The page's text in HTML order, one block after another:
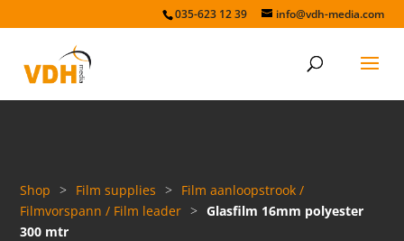
035-623 12 39 info@vdh-media.com
Shop > Film supplies > Film aanloopstrook /
Filmvorspann / Film leader > Glasfilm 16mm polyester
300 mtr